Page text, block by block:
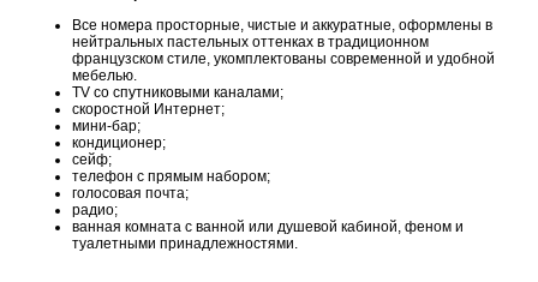
Все номера просторные, чистые и аккуратные, оформлены в
нейтральных пастельных оттенках в традиционном
французском стиле, укомплектованы современной и удобной
мебелью.
TV со спутниковыми каналами;
скоростной Интернет;
мини-бар;
кондиционер;
сейф;
телефон с прямым набором;
голосовая почта;
радио;
ванная комната с ванной или душевой кабиной, феном и
туалетными принадлежностями.